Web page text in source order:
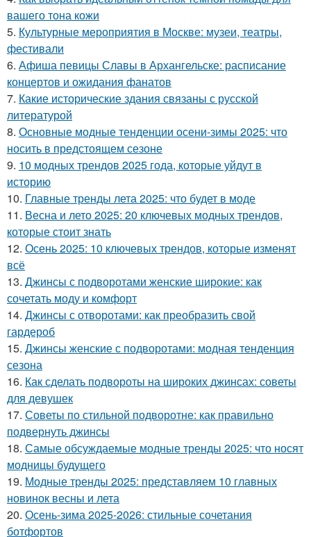
вашего тона кожи
5. Культурные мероприятия в Москве: музеи, театры,
фестивали
6. Афиша певицы Славы в Архангельске: расписание
концертов и ожидания фанатов
7. Какие исторические здания связаны с русской
литературой
8. Основные модные тенденции осени-зимы 2025: что
носить в предстоящем сезоне
9. 10 модных трендов 2025 года, которые уйдут в
историю
10. Главные тренды лета 2025: что будет в моде
11. Весна и лето 2025: 20 ключевых модных трендов,
которые стоит знать
12. Осень 2025: 10 ключевых трендов, которые изменят
всё
13. Джинсы с подворотами женские широкие: как
сочетать моду и комфорт
14. Джинсы с отворотами: как преобразить свой
гардероб
15. Джинсы женские с подворотами: модная тенденция
сезона
16. Как сделать подвороты на широких джинсах: советы
для девушек
17. Советы по стильной подворотне: как правильно
подвернуть джинсы
18. Самые обсуждаемые модные тренды 2025: что носят
модницы будущего
19. Модные тренды 2025: представляем 10 главных
новинок весны и лета
20. Осень-зима 2025-2026: стильные сочетания
ботфортов